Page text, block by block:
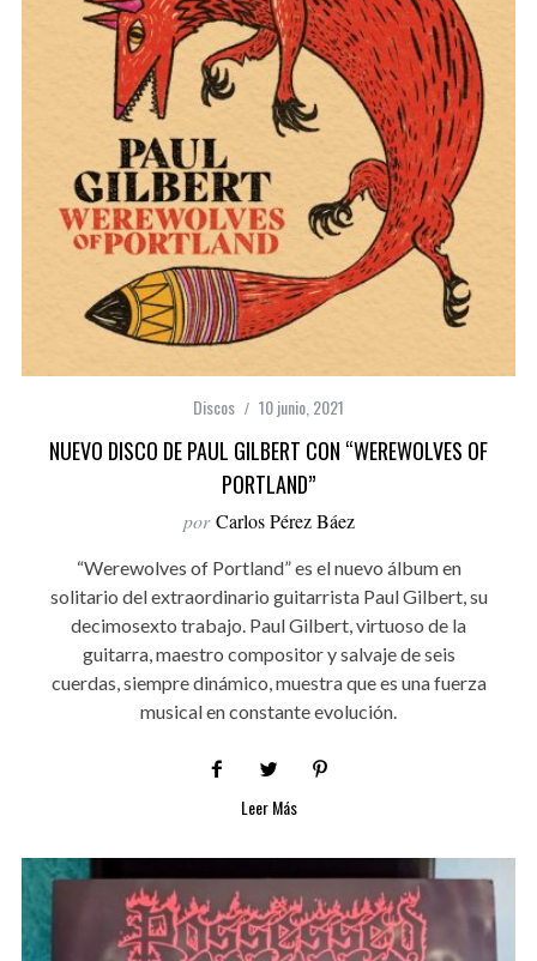
Discos 10 junio, 2021
NUEVO DISCO DE PAUL GILBERT CON “WEREWOLVES OF
PORTLAND”
por Carlos Pérez Báez
“Werewolves of Portland” es el nuevo álbum en
solitario del extraordinario guitarrista Paul Gilbert, su
decimosexto trabajo. Paul Gilbert, virtuoso de la
guitarra, maestro compositor y salvaje de seis
cuerdas, siempre dinámico, muestra que es una fuerza
musical en constante evolución.
Leer Más